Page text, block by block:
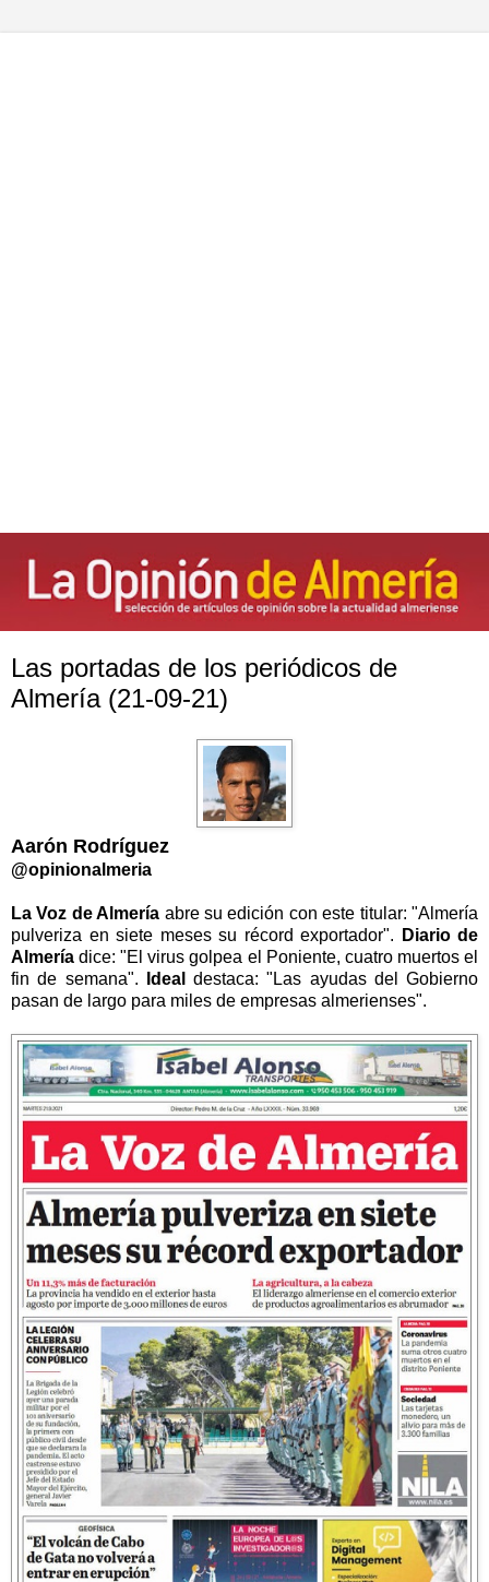
Las portadas de los periódicos de
Almería (21-09-21)
Aarón Rodríguez
@opinionalmeria
La Voz de Almería abre su edición con este titular: "Almería
pulveriza en siete meses su récord exportador".
Diario de
Almería dice: "El virus golpea el Poniente, cuatro muertos el
fin de semana".
Ideal
destaca: "Las ayudas del Gobierno
pasan de largo para miles de empresas almerienses".